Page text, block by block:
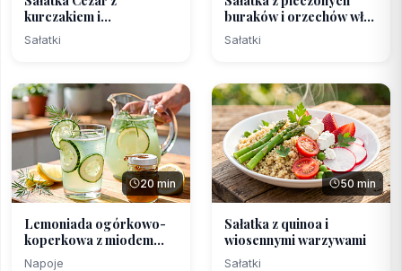
kurczakiem i
grillowanym s...
Sałatki
buraków i orzechów wł...
Sałatki
20 min
Lemoniada ogórkowo-
koperkowa z miodem
lipowym
Napoje
50 min
Sałatka z quinoa i
wiosennymi warzywami
Sałatki